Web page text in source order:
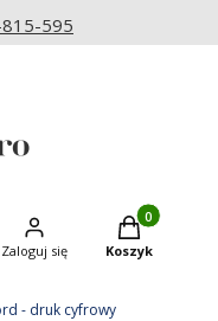
595
Zaloguj się
Produkty w
Koszyk
- druk cyfrowy